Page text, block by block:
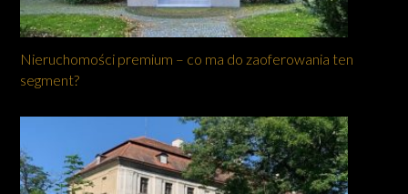
Nieruchomości premium – co ma do zaoferowania ten
segment?